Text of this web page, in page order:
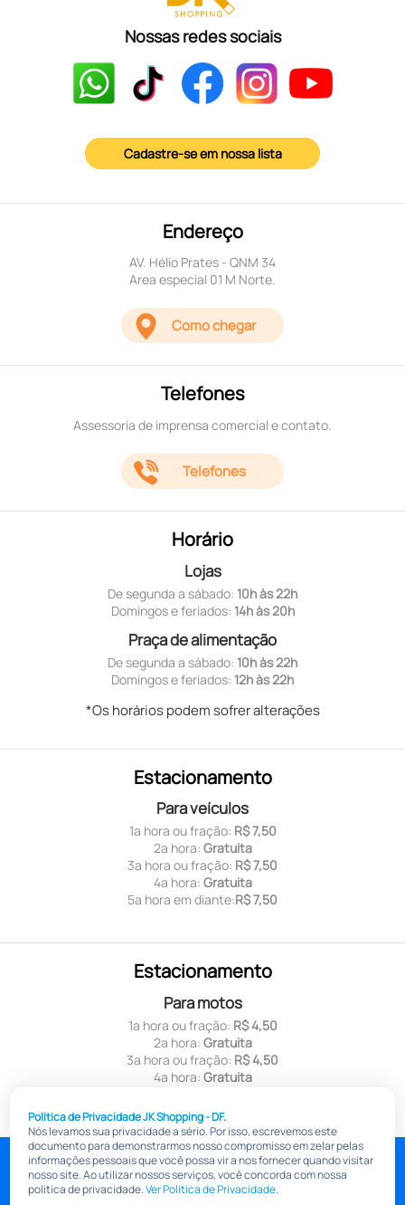
Política de Privacidade JK Shopping - DF.
Nós levamos sua privacidade a sério. Por isso, escrevemos este
documento para demonstrarmos nosso compromisso em zelar pelas
informações pessoais que você possa vir a nos fornecer quando visitar
nosso site. Ao utilizar nossos serviços, você concorda com nossa
politica de privacidade.Ver Política de Privacidade.
Nossas redes sociais
Cadastre-se em nossa lista
Endereço
AV. Hélio Prates - QNM 34
Area especial 01 M Norte.
Como chegar
Telefones
Assessoria de imprensa comercial e contato.
Telefones
Horário
Lojas
De segunda a sábado: 10h às 22h
Domingos e feriados: 14h às 20h
Praça de alimentação
De segunda a sábado: 10h às 22h
Domingos e feriados: 12h às 22h
*Os horários podem sofrer alterações
Estacionamento
Para veículos
1ª hora ou fração: R$ 7,50
2ª hora: Gratuita
3ª hora ou fração: R$ 7,50
4ª hora: Gratuita
5ª hora em diante:R$ 7,50
Estacionamento
Para motos
1ª hora ou fração: R$ 4,50
2ª hora: Gratuita
3ª hora ou fração: R$ 4,50
4ª hora: Gratuita
jkshoppingdf.com.br
Política de privacidade
Pólitica de Transparência Salarial